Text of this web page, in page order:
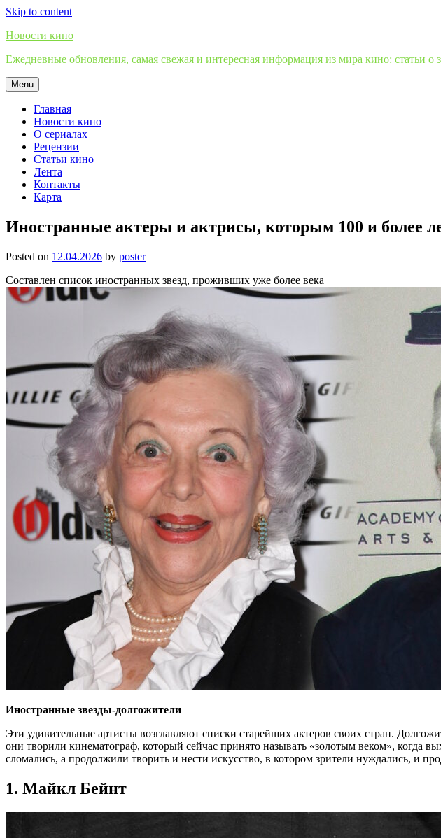
Skip to content
Новости кино
Ежедневные обновления, самая свежая и интересная информация из мира кино: статьи о
Menu
Главная
Новости кино
О сериалах
Рецензии
Статьи кино
Лента
Контакты
Карта
Иностранные актеры и актрисы, которым 100 и более
Posted on 12.04.2026 by poster
Составлен список иностранных звезд, проживших уже более века
Иностранные звезды-долгожители
Эти удивительные артисты возглавляют списки старейших актеров своих стран.
они творили кинематограф, который сейчас принято называть «золотым веком»,
сломались, а продолжили творить и нести искусство, в котором зрители нуждались, и
1. Майкл Бейнт